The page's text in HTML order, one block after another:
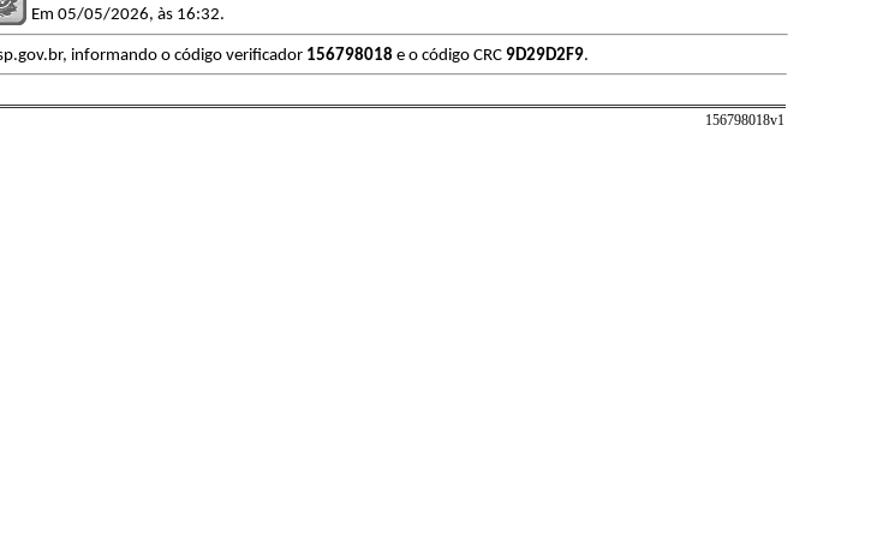
Em 05/05/2026, às 16:32.
informando o código verificador 156798018 e o código CRC9D29D2F9.
156798018v1